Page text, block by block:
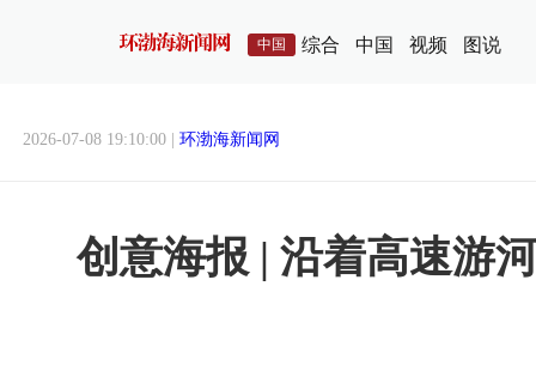
中国 综合 中国 视频 图说
2026-07-08 19:10:00 | 环渤海新闻网
创意海报 | 沿着高速游